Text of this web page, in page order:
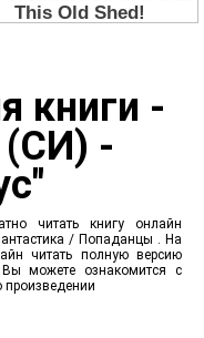
книги -
(СИ) -
читать книгу онлайн
/ Попаданцы . На
читать полную версию
можете ознакомится с